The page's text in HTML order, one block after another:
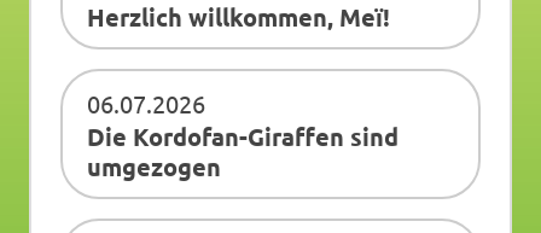
Herzlich willkommen, Meï!
06.07.2026
Die Kordofan-Giraffen sind
umgezogen